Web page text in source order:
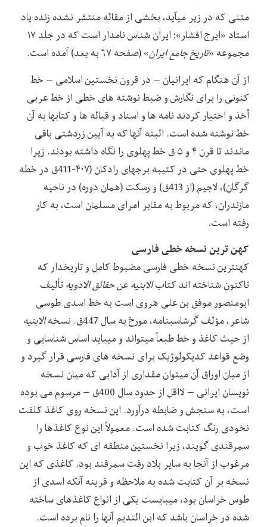
متنی که در زیر میآید، بخشی از مقاله منتشر نشده زنده یاد
استاد «ایرج افشار»؛ ایران شناس نامدار است که در جلد ۱۷
مجموعه «تاریخ جامع ایران» (صفحه ۶۷ به بعد) آمده است.
از آن هنگام که ایرانیان – در قرون نخستین اسلامی – خط
کنونی را برای نگارش و ضبط نوشته های خطی از خط عربی
أخذ و اختیار کردند نامه ها و اسناد و قباله ها و کتابها به آن
خط نوشته شده است. البته آنها که به آیین زردشتی باقی
ماندند تا قرن ۴ و ۵ ق خط پهلوی را نگاه داشته بودند. زیرا
خط پهلوی حتی در کتیبه برجهای رادکان (۴۰۷-411ق در خطه
گرگان)، لاجیم (از 413ق) و رسکت (همان دوره) در ناحیه
مازندران، که مربوط به مقابر امرای مسلمان است، به کار
رفته است.
کهن ترین نسخه خطی فارسی
کهنترین نسخه خطی فارسی مضبوط کامل و تاریخدار که
تاکنون شناخته اند کتابالابنیه عن حقائق الادویهتألیف
ابومنصور موفق بن علی هروی است به خط اسدی طوسی
شاعر، مؤلف گرشاسبنامه، مورخ به سال 447ق. نسخه
الابنیه
از حیث کاغذ و خط طبعاً میتواند و میباید اساس شناسایی و
وضع قواعد کدیکولوژیک برای نسخه های فارسی قرار گیرد و
از میان اوراق آن میتوان مقداری از آدابی که میان نسخه
نویسان ایرانی – لااقل از حدود سال 400ق – مرسوم می بوده
است، به سنجش و ضابطه درآورد. این نسخه روی کاغذ کلفت
نخودی رنگ کتابت شده است. معمولاً این نوع کاغذها را
سمرقندی گویند، زیرا نخستین منطقه ای که کاغذ خوب و
مرغوب از آنجا به سایر بلاد رفت سمرقند بود. کاغذی که این
نسخه بر آن کتابت شده به ملاحظه و قرینه آنکه اسدی از
طوس خراسان بود، میبایست یکی از انواع کاغذهای ساخته
شده در خراسان باشد که ابن الندیم آنها را نام برده است.